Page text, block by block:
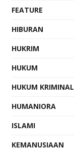
FEATURE
HIBURAN
HUKRIM
HUKUM
HUKUM KRIMINAL
HUMANIORA
ISLAMI
KEMANUSIAAN